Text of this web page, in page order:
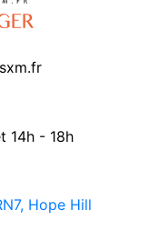
14h - 18h
Hope Hill